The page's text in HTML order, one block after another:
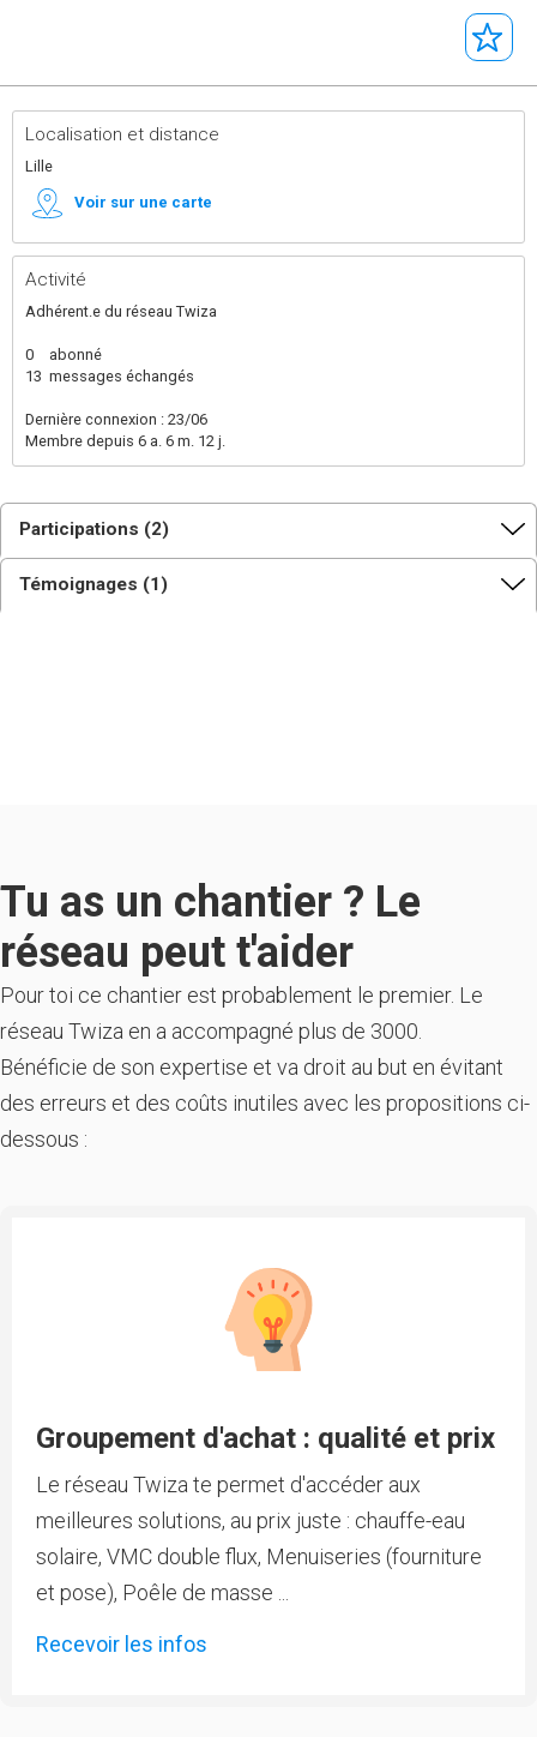
Localisation et distance
Lille
Voir sur une carte
Activité
Adhérent.e du réseau Twiza
0
abonné
13 messages échangés
Dernière connexion : 23/06
Membre depuis 6 a. 6 m. 12 j.
Participations (2)
Témoignages (1)
Tu as un chantier ? Le
réseau peut t'aider
Pour toi ce chantier est probablement le premier. Le
réseau Twiza en a accompagné plus de 3000.
Bénéficie de son expertise et va droit au but en évitant
des erreurs et des coûts inutiles avec les propositions ci-
dessous :
Groupement d'achat : qualité et prix
Le réseau Twiza te permet d'accéder aux
meilleures solutions, au prix juste : chauffe-eau
solaire, VMC double flux, Menuiseries (fourniture
et pose), Poêle de masse ...
Recevoir les infos